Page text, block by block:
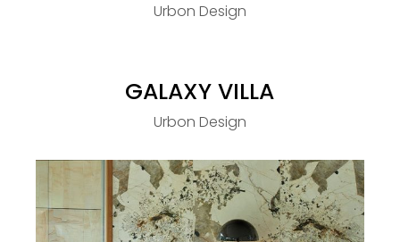
Urbon Design
GALAXY VILLA
Urbon Design